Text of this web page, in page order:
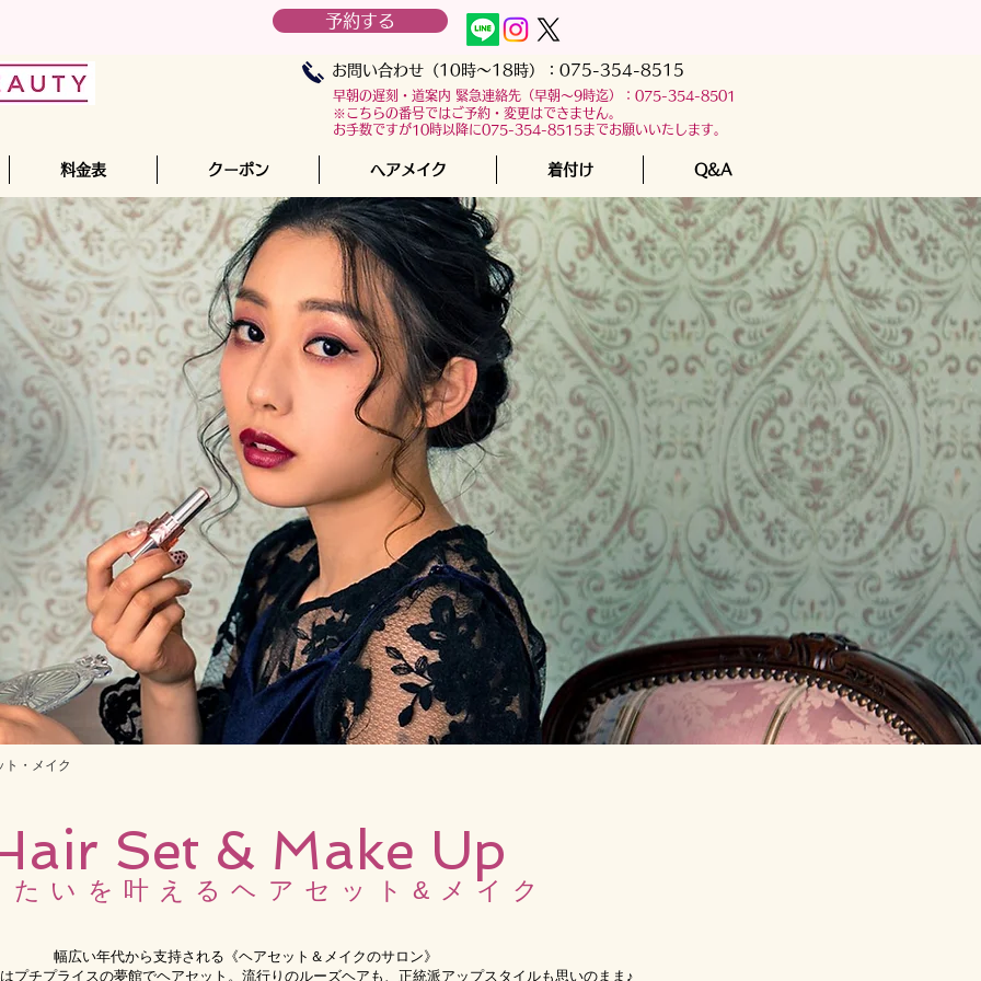
予約する
お問い合わせ（10時～18時）： 075-354-8515
早朝の遅刻・道案内 緊急連絡先 （早朝～9時迄）： 075-354-8501
※こちらの番号ではご予約・変更はできません。
お手数ですが10時以降に075-354-8515までお願いいたします。
料金表 クーポン へアメイク 着付け Q&A
・メイク
Set & Make Up
たいを叶えるヘアセット&メイク
幅広い年代から支持される《ヘアセット＆メイクのサロン》
プチプライスの夢館でヘアセット。流行りのルーズヘアも、正統派アップスタイルも思いのまま♪